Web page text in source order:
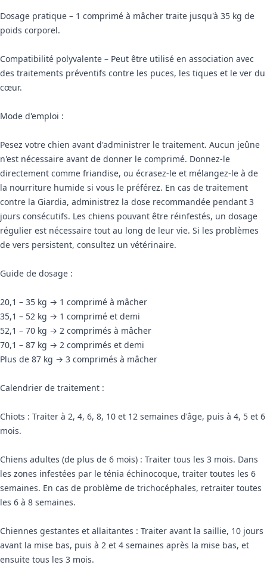
Dosage pratique – 1 comprimé à mâcher traite jusqu'à 35 kg de
poids corporel.
Compatibilité polyvalente – Peut être utilisé en association avec
des traitements préventifs contre les puces, les tiques et le ver du
cœur.
Mode d'emploi :
Pesez votre chien avant d'administrer le traitement. Aucun jeûne
n'est nécessaire avant de donner le comprimé. Donnez-le
directement comme friandise, ou écrasez-le et mélangez-le à de
la nourriture humide si vous le préférez. En cas de traitement
contre la Giardia, administrez la dose recommandée pendant 3
jours consécutifs. Les chiens pouvant être réinfestés, un dosage
régulier est nécessaire tout au long de leur vie. Si les problèmes
de vers persistent, consultez un vétérinaire.
Guide de dosage :
20,1 – 35 kg → 1 comprimé à mâcher
35,1 – 52 kg → 1 comprimé et demi
52,1 – 70 kg → 2 comprimés à mâcher
70,1 – 87 kg → 2 comprimés et demi
Plus de 87 kg → 3 comprimés à mâcher
Calendrier de traitement :
Chiots : Traiter à 2, 4, 6, 8, 10 et 12 semaines d'âge, puis à 4, 5 et 6
mois.
Chiens adultes (de plus de 6 mois) : Traiter tous les 3 mois. Dans
les zones infestées par le ténia échinocoque, traiter toutes les 6
semaines. En cas de problème de trichocéphales, retraiter toutes
les 6 à 8 semaines.
Chiennes gestantes et allaitantes : Traiter avant la saillie, 10 jours
avant la mise bas, puis à 2 et 4 semaines après la mise bas, et
ensuite tous les 3 mois.